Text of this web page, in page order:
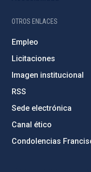
OTROS ENLACES
Empleo
Licitaciones
Imagen institucional
RSS
Sede electrónica
Canal ético
Condolencias